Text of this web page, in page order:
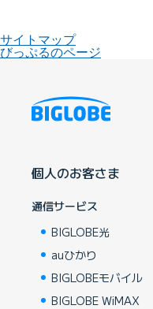
サイトマップ
びっぷるのページ
個人のお客さま
通信サービス
BIGLOBE光
auひかり
BIGLOBEモバイル
BIGLOBE WiMAX